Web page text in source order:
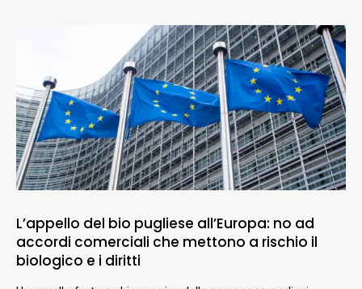
L’appello del bio pugliese all’Europa: no ad
accordi comerciali che mettono a rischio il
biologico e i diritti